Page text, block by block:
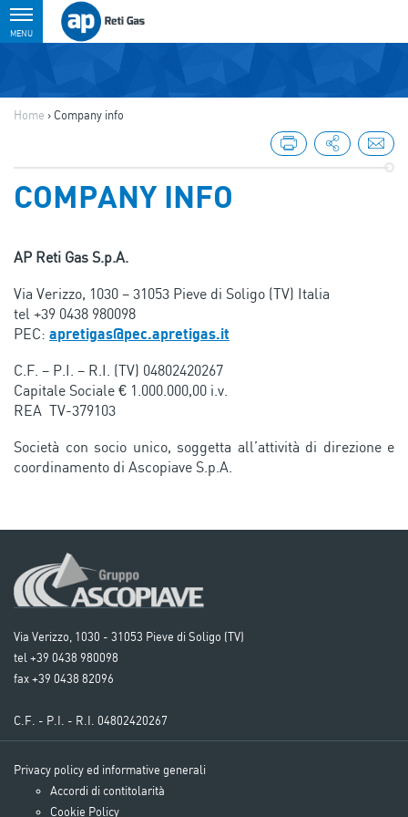
Toggle
navigation
MENU
Home › Company info
COMPANY INFO
AP Reti Gas S.p.A.
Via Verizzo, 1030 – 31053 Pieve di Soligo (TV) Italia
tel +39 0438 980098
PEC: apretigas@pec.apretigas.it
C.F. – P.I. – R.I. (TV) 04802420267
Capitale Sociale € 1.000.000,00 i.v.
REA TV-379103
Società con socio unico, soggetta all’attività di direzione e
coordinamento di Ascopiave S.p.A.
Via Verizzo, 1030 - 31053 Pieve di Soligo (TV)
tel +39 0438 980098
fax +39 0438 82096
C.F. - P.I. - R.I. 04802420267
Privacy policy ed informative generali
Accordi di contitolarità
Cookie Policy